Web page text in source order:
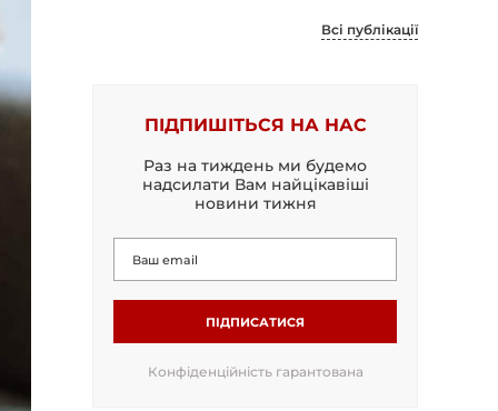
Всі публікації
ПІДПИШІТЬСЯ НА НАС
Раз на тиждень ми будемо
надсилати Вам найцікавіші
новини тижня
ПІДПИСАТИСЯ
Конфіденційність гарантована